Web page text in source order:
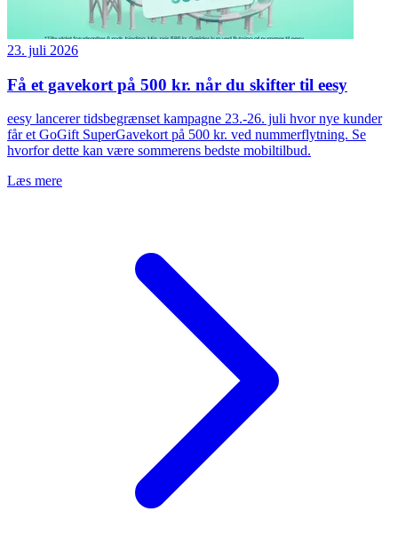
23. juli 2026
Få et gavekort på 500 kr. når du skifter til eesy
eesy lancerer tidsbegrænset kampagne 23.-26. juli hvor nye kunder
får et GoGift SuperGavekort på 500 kr. ved nummerflytning. Se
hvorfor dette kan være sommerens bedste mobiltilbud.
Læs mere